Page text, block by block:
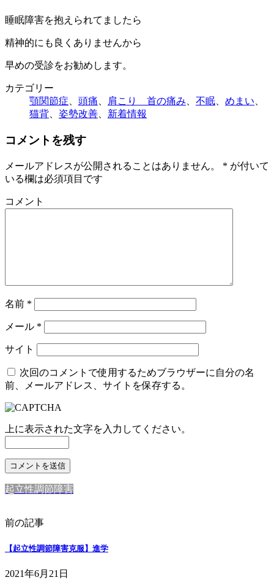
睡眠障害を抱えられてましたら
精神的にも良くありませんから
早めの受診をお勧めします。
カテゴリー
顎関節症
頭痛 肩こり 首の痛み 不眠 めまい
猫背
姿勢改善 新着情報
コメントを残す
メールアドレスが公開されることはありません。 * が付いて
いる欄は必須項目です
コメント
名前 *
メール *
サイト
次回のコメントで使用するためブラウザーに自分の名
前、メールアドレス、サイトを保存する。
上に表示された文字を入力してください。
起立性調節障害
前の記事
【起立性調節障害克服】進学
2021年6月21日